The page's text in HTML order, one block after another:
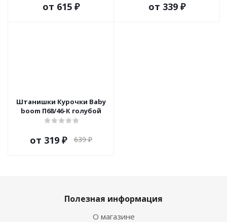
от 615 ₽ от 339 ₽
Штанишки Курочки Baby
boom П68/46-К голубой
от 319 ₽ 639 ₽
Полезная информация
О магазине